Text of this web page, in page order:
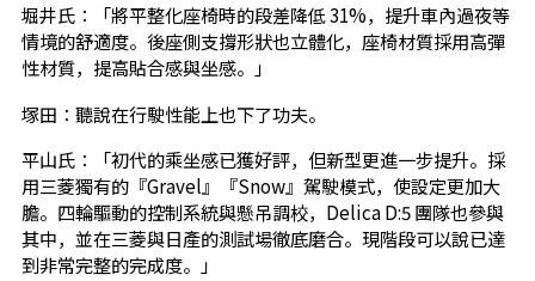
堀井氏：「將平整化座椅時的段差降低 31%，提升車內過夜等
情境的舒適度。後座側支撐形狀也立體化，座椅材質採用高彈
性材質，提高貼合感與坐感。」
塚田：聽說在行駛性能上也下了功夫。
平山氏：「初代的乘坐感已獲好評，但新型更進一步提升。採
用三菱獨有的『Gravel』『Snow』駕駛模式，使設定更加大
膽。四輪驅動的控制系統與懸吊調校，Delica D:5 團隊也參與
其中，並在三菱與日產的測試場徹底磨合。現階段可以說已達
到非常完整的完成度。」